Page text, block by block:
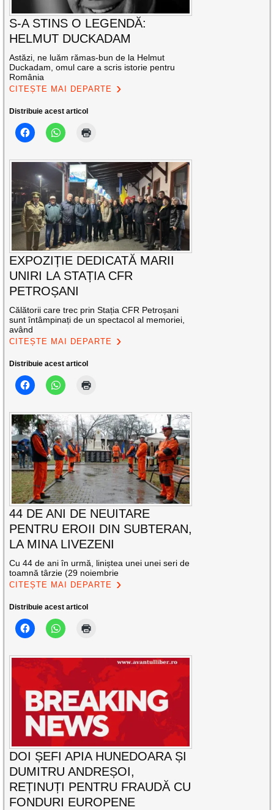
S-A STINS O LEGENDĂ:
HELMUT DUCKADAM
Astăzi, ne luăm rămas-bun de la Helmut
Duckadam, omul care a scris istorie pentru
România
CITEȘTE MAI DEPARTE
Distribuie acest articol
EXPOZIȚIE DEDICATĂ MARII
UNIRI LA STAȚIA CFR
PETROȘANI
Călătorii care trec prin Stația CFR Petroșani
sunt întâmpinați de un spectacol al memoriei,
având
CITEȘTE MAI DEPARTE
Distribuie acest articol
44 DE ANI DE NEUITARE
PENTRU EROII DIN SUBTERAN,
LA MINA LIVEZENI
Cu 44 de ani în urmă, liniștea unei unei seri de
toamnă târzie (29 noiembrie
CITEȘTE MAI DEPARTE
Distribuie acest articol
DOI ȘEFI APIA HUNEDOARA ȘI
DUMITRU ANDREȘOI,
REȚINUȚI PENTRU FRAUDĂ CU
FONDURI EUROPENE